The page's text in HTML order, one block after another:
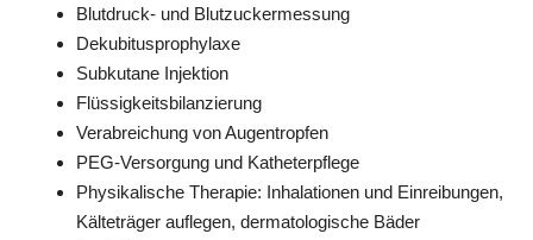
Blutdruck- und Blutzuckermessung
Dekubitusprophylaxe
Subkutane Injektion
Flüssigkeitsbilanzierung
Verabreichung von Augentropfen
PEG-Versorgung und Katheterpflege
Physikalische Therapie: Inhalationen und Einreibungen,
Kälteträger auflegen, dermatologische Bäder